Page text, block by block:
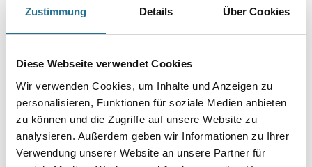
Zustimmung Details Über Cookies
Diese Webseite verwendet Cookies
Wir verwenden Cookies, um Inhalte und Anzeigen zu
personalisieren, Funktionen für soziale Medien anbieten
zu können und die Zugriffe auf unsere Website zu
analysieren. Außerdem geben wir Informationen zu Ihrer
Verwendung unserer Website an unsere Partner für
PRODUKTEIGENSCHAFTEN